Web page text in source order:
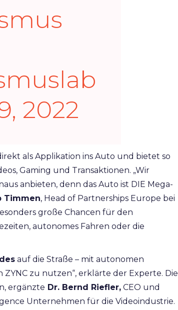
2022
als Applikation ins Auto und bietet so
Gaming und Transaktionen. „Wir
anbieten, denn das Auto ist DIE Mega-
Timmen, Head of Partnerships Europe bei
große Chancen für den
autonomes Fahren oder die
auf die Straße – mit autonomen
zu nutzen“, erklärte der Experte. Die
ergänzte Dr. Bernd Riefler, CEO und
Unternehmen für die Videoindustrie.